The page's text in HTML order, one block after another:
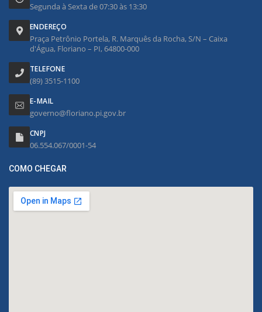
Segunda à Sexta de 07:30 às 13:30
ENDEREÇO
Praça Petrônio Portela, R. Marquês da Rocha, S/N – Caixa
d'Água, Floriano – PI, 64800-000
TELEFONE
(89) 3515-1100
E-MAIL
governo@floriano.pi.gov.br
CNPJ
06.554.067/0001-54
COMO CHEGAR